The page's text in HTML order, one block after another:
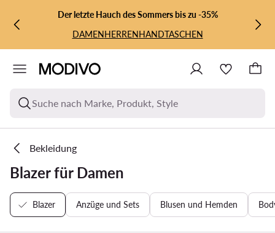
ZUM HAUPTINHALT SPRINGEN
ZUR SUCHEDer letzte Hauch des Sommers bis zu -35%
DAMENHERRENHANDTASCHEN
Suche nach Marke, Produkt, Style
Bekleidung
Blazer für Damen
Blazer Anzüge und Sets Blusen und Hemden